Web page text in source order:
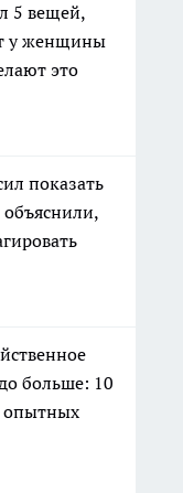
5 вещей,
у женщины
это
показать
больше: 10
опытных